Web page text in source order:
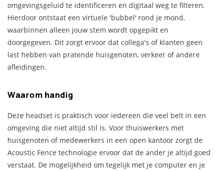
omgevingsgeluid te identificeren en digitaal weg te filteren.
Hierdoor ontstaat een virtuele 'bubbel' rond je mond,
waarbinnen alleen jouw stem wordt opgepikt en
doorgegeven. Dit zorgt ervoor dat collega's of klanten geen
last hebben van pratende huisgenoten, verkeer of andere
afleidingen.
Waarom handig
Deze headset is praktisch voor iedereen die veel belt in een
omgeving die niet altijd stil is. Voor thuiswerkers met
huisgenoten of medewerkers in een open kantoor zorgt de
Acoustic Fence technologie ervoor dat de ander je altijd goed
verstaat. De mogelijkheid om tegelijk met je computer en je